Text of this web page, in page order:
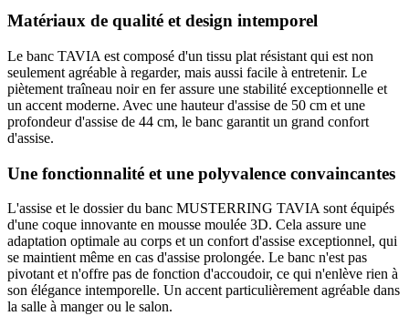
Matériaux de qualité et design intemporel
Le banc TAVIA est composé d'un tissu plat résistant qui est non
seulement agréable à regarder, mais aussi facile à entretenir. Le
piètement traîneau noir en fer assure une stabilité exceptionnelle et
un accent moderne. Avec une hauteur d'assise de 50 cm et une
profondeur d'assise de 44 cm, le banc garantit un grand confort
d'assise.
Une fonctionnalité et une polyvalence convaincantes
L'assise et le dossier du banc MUSTERRING TAVIA sont équipés
d'une coque innovante en mousse moulée 3D. Cela assure une
adaptation optimale au corps et un confort d'assise exceptionnel, qui
se maintient même en cas d'assise prolongée. Le banc n'est pas
pivotant et n'offre pas de fonction d'accoudoir, ce qui n'enlève rien à
son élégance intemporelle. Un accent particulièrement agréable dans
la salle à manger ou le salon.